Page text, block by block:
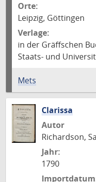
Orte:
Leipzig, Göttingen
Verlage:
in der Gräffschen
Staats- und
Mets
Clarissa
Autor
Richardson,
Jahr:
1790